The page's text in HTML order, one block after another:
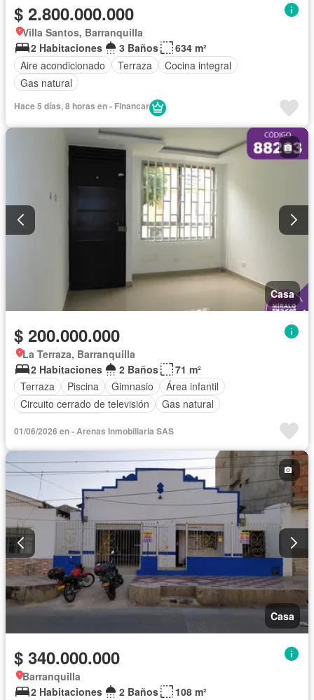
$ 2.800.000.000
Villa Santos, Barranquilla
2 Habitaciones
3 Baños
634 m²
Aire acondicionado
Terraza
Cocina integral
Gas natural
Hace 5 días, 8 horas en - Financar
Casa
$ 200.000.000
La Terraza, Barranquilla
2 Habitaciones
2 Baños
71 m²
Terraza
Piscina Gimnasio
Área infantil
Circuito cerrado de televisión
Gas natural
01/06/2026 en - Arenas Inmobiliaria SAS
Casa
$ 340.000.000
Barranquilla
2 Habitaciones
2 Baños 108 m²